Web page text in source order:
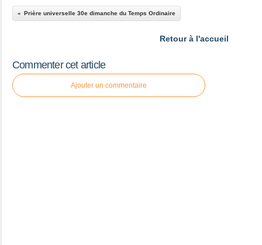
Prière universelle 30e dimanche du Temps Ordinaire
Retour à l'accueil
Commenter cet article
Ajouter un commentaire